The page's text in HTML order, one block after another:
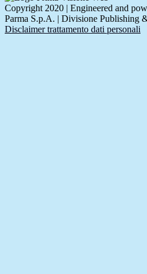
Copyright 2020 | Engineered and
Parma S.p.A. | Divisione Publishing
Disclaimer trattamento dati personali